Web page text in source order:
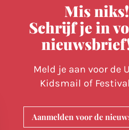
Mis niks!
Schrijf je in
Meld je aan voor de
Kidsmail of
Aanmelden voor de